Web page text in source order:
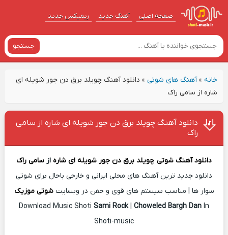
صفحه اصلی آهنگ‌ جدید ریمیکس جدید
جستجو
خانه»آهنگ های شوتی» دانلود آهنگ چویلد برق دن جور شویله ای
شاره از سامی راک
دانلود آهنگ چویلد برق دن جور شویله ای شاره از سامی
راک
دانلود آهنگ شوتی چویلد برق دن جور شویله ای شاره از سامی راک
دانلود جدید ترین آهنگ های محلی ایرانی و خارجی باحال برای شوتی
سوار ها | مناسب سیستم های قوی و خفن در وبسایتشوتی موزیک
Download Music Shoti Sami Rock| Choweled Bargh Dan In
Shoti-music